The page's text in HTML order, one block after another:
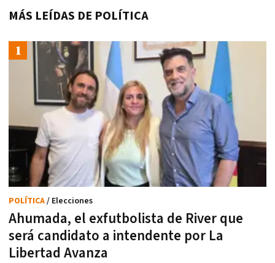
MÁS LEÍDAS DE POLÍTICA
Ahumada, el exfutbolista de River que
será candidato a intendente por La
Libertad Avanza
POLÍTICA/ Elecciones